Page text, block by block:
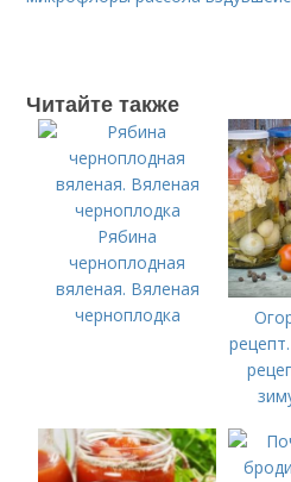
Читайте также
Рябина
черноплодная
вяленая. Вяленая
черноплодка